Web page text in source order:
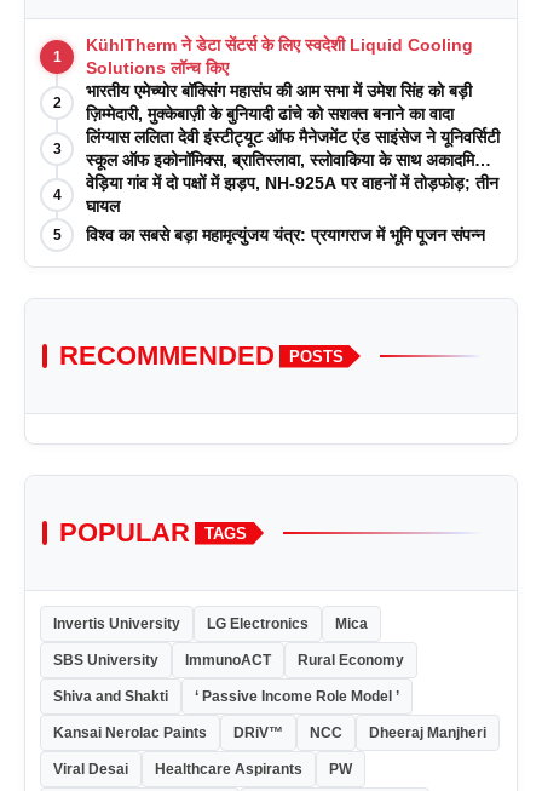
1
KühlTherm ने डेटा सेंटर्स के लिए स्वदेशी Liquid Cooling
Solutions लॉन्च किए
2
भारतीय एमेच्योर बॉक्सिंग महासंघ की आम सभा में उमेश सिंह को बड़ी
ज़िम्मेदारी, मुक्केबाज़ी के बुनियादी ढांचे को सशक्त बनाने का वादा
3
लिंग्यास ललिता देवी इंस्टीट्यूट ऑफ मैनेजमेंट एंड साइंसेज ने यूनिवर्सिटी
स्कूल ऑफ इकोनॉमिक्स, ब्रातिस्लावा, स्लोवाकिया के साथ अकादमिक
पत्रिकाओं में प्रकाशन रणनीतियों पर एक दिवसीय कार्यशाला का
आयोजन किया
4
वेड़िया गांव में दो पक्षों में झड़प, NH-925A पर वाहनों में तोड़फोड़; तीन
घायल
5 विश्व का सबसे बड़ा महामृत्युंजय यंत्र: प्रयागराज में भूमि पूजन संपन्न
RECOMMENDED POSTS
POPULAR TAGS
Invertis University LG Electronics Mica
SBS University ImmunoACT Rural Economy
Shiva and Shakti ‘ Passive Income Role Model ’
Kansai Nerolac Paints DRiV™ NCC Dheeraj Manjheri
Viral Desai Healthcare Aspirants PW